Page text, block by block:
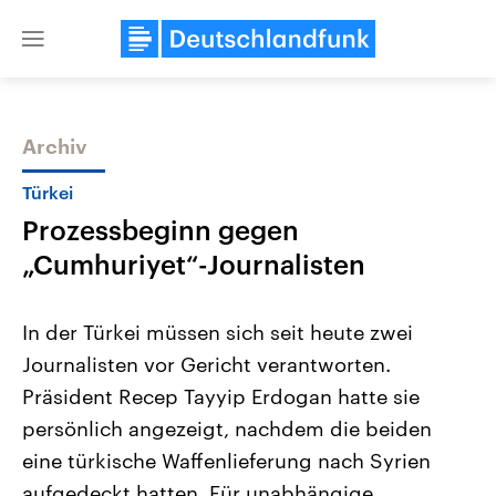
Close
Themen
Landtagswahl Sachsen-Anhalt
2026
Alle Informationen
Sachsen-Anhalt wählt am 6.
September 2026 einen neuen
Landtag. Seit 2021 wird das
Bundesland von einer Koalition aus
Aktuelle Beiträge,
Hintergründe
Wirtschaftlich und
gehören die Vereinigten
den mächtigsten Ländern
mit großem Einfluss auf
Archiv
Türkei
Prozessbeginn gegen
„Cumhuriyet“-Journalisten
In der Türkei müssen sich seit heute zwei
Journalisten vor Gericht verantworten.
Präsident Recep Tayyip Erdogan hatte sie
persönlich angezeigt, nachdem die beiden
eine türkische Waffenlieferung nach Syrien